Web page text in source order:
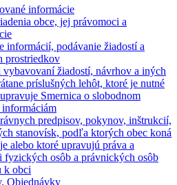
informácie
obce, jej právomoci a
informácií, podávanie žiadostí a
prostriedkov
vybavovaní žiadostí, návrhov a iných
príslušných lehôt, ktoré je nutné
Smernica o slobodnom
predpisov, pokynov, inštrukcií,
stanovísk, podľa ktorých obec koná
alebo ktoré upravujú práva a
fyzických osôb a právnických osôb
k obci
Objednávky